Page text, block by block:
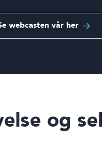
webcasten vår her
og